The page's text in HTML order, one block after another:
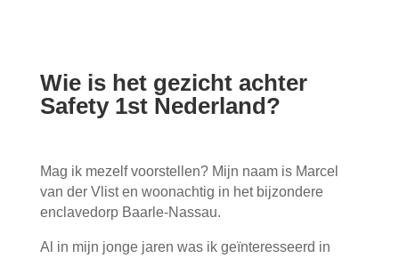
Wie is het gezicht achter
Safety 1st Nederland?
Mag ik mezelf voorstellen? Mijn naam is Marcel
van der Vlist en woonachtig in het bijzondere
enclavedorp Baarle-Nassau.
Al in mijn jonge jaren was ik geïnteresseerd in